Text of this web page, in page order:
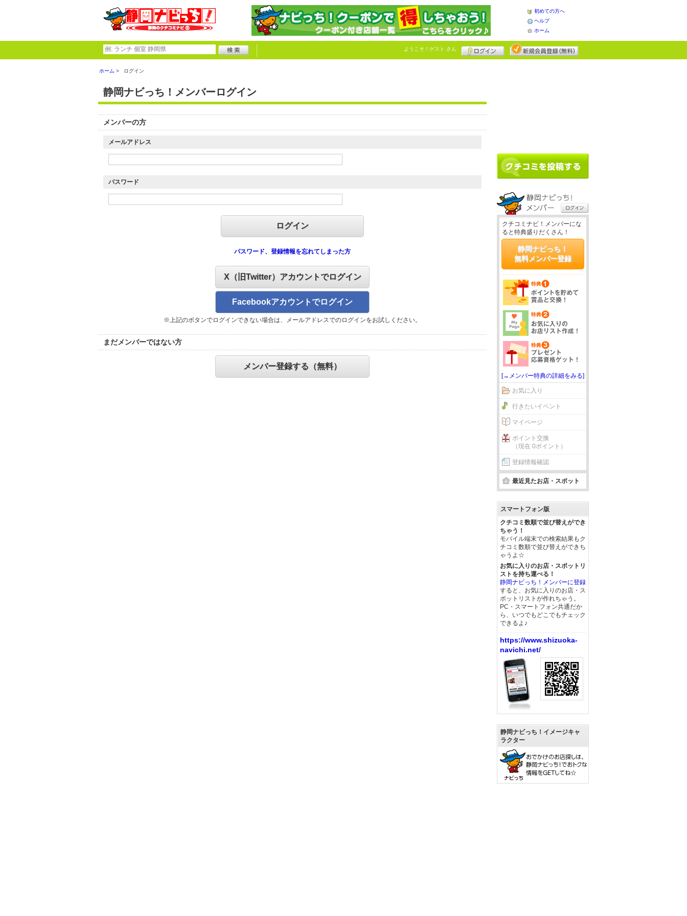
初めての方へ
ヘルプ
ホーム
ようこそ！ ゲスト さん
ホーム ログイン
静岡ナビっち！メンバーログイン
メンバーの方
メールアドレス
パスワード
パスワード、登録情報を忘れてしまった方
X（旧Twitter）アカウントでログイン
Facebookアカウントでログイン
※上記のボタンでログインできない場合は、メールアドレスでのログインをお試しください。
まだメンバーではない方
メンバー登録する（無料）
クチコミナビ！メンバーにな
ると特典盛りだくさん！
静岡ナビっち！
無料メンバー登録
[→メンバー特典の詳細をみる]
お気に入り
行きたいイベント
マイページ
ポイント交換
（現在 0ポイント）
登録情報確認
最近見たお店・スポット
スマートフォン版
クチコミ数順で並び替えができ
ちゃう！
モバイル端末での検索結果もク
チコミ数順で並び替えができち
ゃうよ☆
お気に入りのお店・スポットリ
ストを持ち運べる！
静岡ナビっち！メンバーに登録
すると、お気に入りのお店・ス
ポットリストが作れちゃう。
PC・スマートフォン共通だか
ら、いつでもどこでもチェック
できるよ♪
https://www.shizuoka-
navichi.net/
静岡ナビっち！イメージキャ
ラクター